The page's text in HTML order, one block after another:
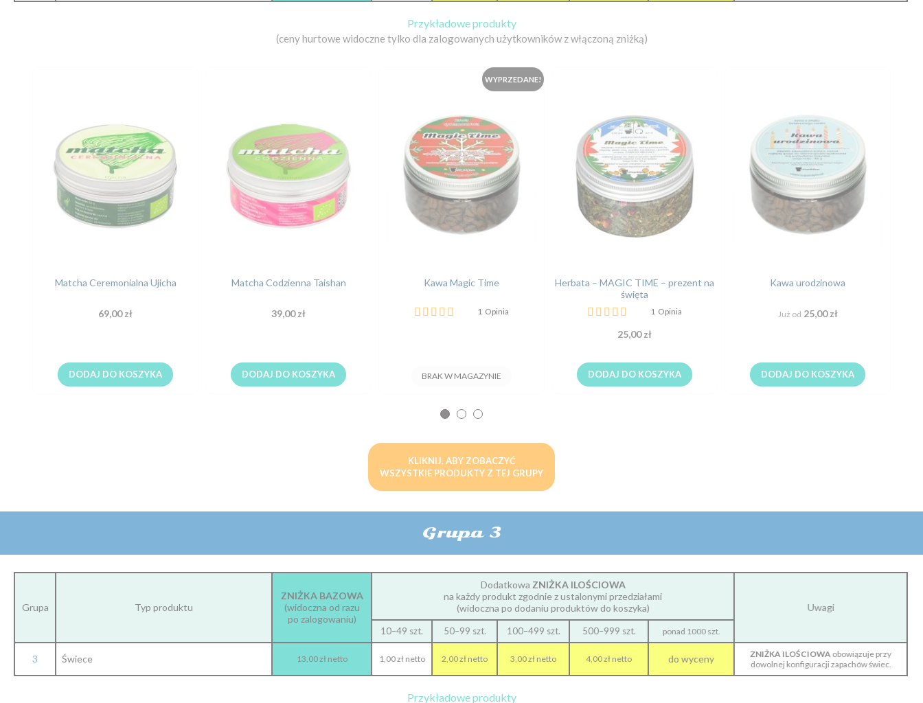
Przykładowe produkty
(ceny hurtowe widoczne tylko dla zalogowanych użytkowników z włączoną zniżką)
Matcha Ceremonialna Ujicha
69,00 zł
DODAJ DO KOSZYKA
Matcha Codzienna Taishan
39,00 zł
DODAJ DO KOSZYKA
WYPRZEDANE!
Kawa Magic Time
Ocena:
1 Opinia
BRAK W MAGAZYNIE
Herbata – MAGIC TIME – prezent na
święta
Ocena:
1 Opinia
25,00 zł
DODAJ DO KOSZYKA
Kawa urodzinowa
Już od 25,00 zł
DODAJ DO KOSZYKA
KLIKNIJ, ABY ZOBACZYĆ
WSZYSTKIE PRODUKTY Z TEJ GRUPY
Grupa 3
Grupa Typ produktu
ZNIŻKA BAZOWA
(widoczna od razu
po zalogowaniu)
Dodatkowa ZNIŻKA ILOŚCIOWA
na każdy produkt zgodnie z ustalonymi przedziałami
(widoczna po dodaniu produktów do koszyka) Uwagi
10–49 szt. 50–99 szt. 100–499 szt. 500–999 szt. ponad 1000 szt.
3 Świece 13,00 zł netto 1,00 zł netto 2,00 zł netto 3,00 zł netto 4,00 zł netto do wyceny ZNIŻKA ILOŚCIOWA obowiązuje przy
dowolnej konfiguracji zapachów świec.
Przykładowe produkty